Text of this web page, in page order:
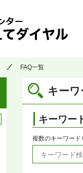
FAQ一覧
キー
キーワー
複数のキーワード